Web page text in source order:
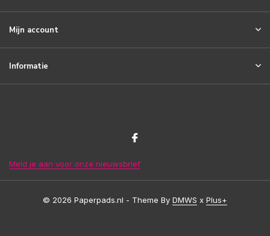
Mijn account
Informatie
Meld je aan voor onze nieuwsbrief
© 2026 Paperpads.nl - Theme By DMWS x Plus+